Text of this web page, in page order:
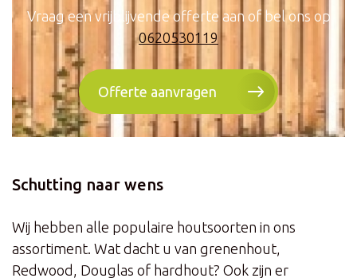
Vraag een vrijblijvende offerte aan of bel ons op
0620530119
Offerte aanvragen
Schutting naar wens
Wij hebben alle populaire houtsoorten in ons
assortiment. Wat dacht u van grenenhout,
Redwood, Douglas of hardhout? Ook zijn er